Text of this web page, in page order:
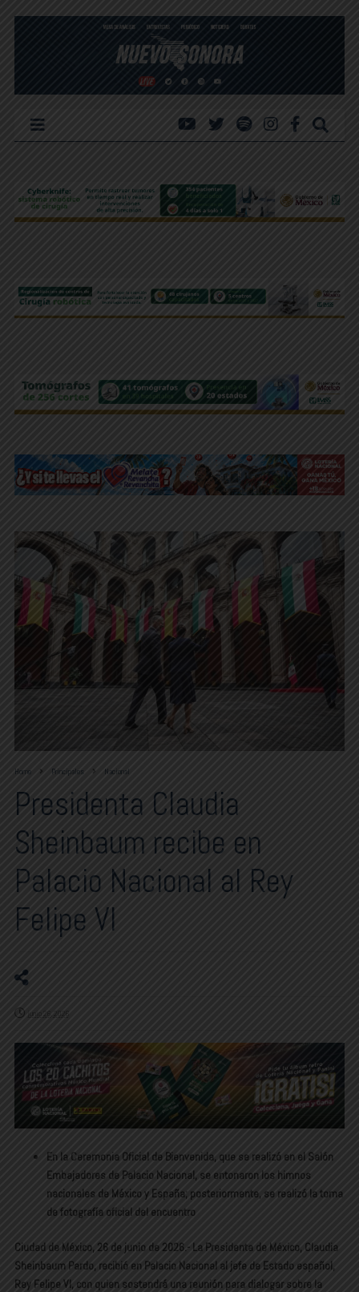
Home Principales Nacional
Presidenta Claudia
Sheinbaum recibe en
Palacio Nacional al Rey
Felipe VI
junio 26, 2026
En la Ceremonia Oficial de Bienvenida, que se realizó en el Salón
Embajadores de Palacio Nacional, se entonaron los himnos
nacionales de México y España; posteriormente, se realizó la toma
de fotografía oficial del encuentro
Ciudad de México, 26 de junio de 2026.- La Presidenta de México, Claudia
Sheinbaum Pardo, recibió en Palacio Nacional al jefe de Estado español,
Rey Felipe VI, con quien sostendrá una reunión para dialogar sobre la